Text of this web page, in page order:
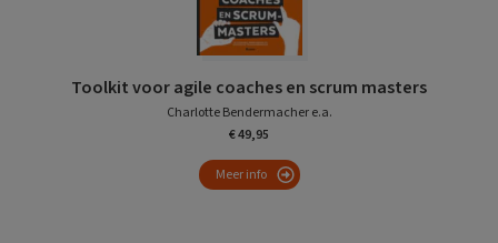
Toolkit voor agile coaches en scrum masters
Charlotte Bendermacher e.a.
€ 49,95
Meer info